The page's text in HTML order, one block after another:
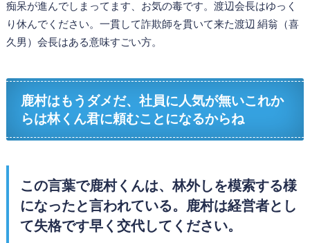
痴呆が進んでしまってます、お気の毒です。渡辺会長はゆっく
り休んでください。一貫して詐欺師を貫いて来た渡辺 絹翁（喜
久男）会長はある意味すごい方。
鹿村はもうダメだ、社員に人気が無いこれか
らは林くん君に頼むことになるからね
この言葉で鹿村くんは、林外しを模索する様
になったと言われている。鹿村は経営者とし
て失格です早く交代して ください。